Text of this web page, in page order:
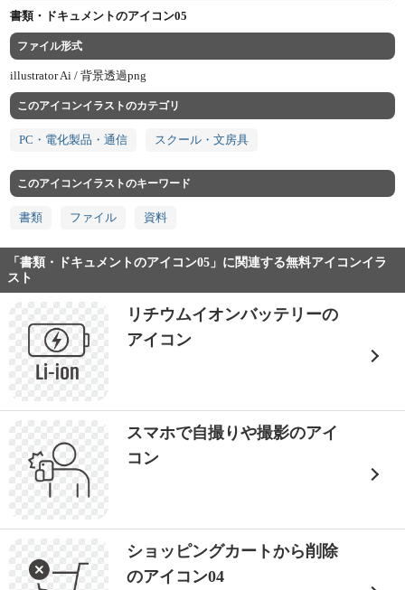
書類・ドキュメントのアイコン05
ファイル形式
illustrator Ai /背景透過png
このアイコンイラストのカテゴリ
PC・電化製品・通信 スクール・文房具
このアイコンイラストのキーワード
書類 ファイル 資料
「書類・ドキュメントのアイコン05」に関連する無料アイコンイラ
スト
リチウムイオンバッテリーの
アイコン
スマホで自撮りや撮影のアイ
コン
ショッピングカートから削除
のアイコン04